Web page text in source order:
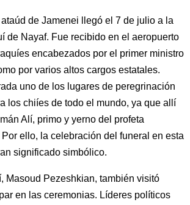
de Jamenei llegó el 7 de julio a la
de Nayaf. Fue recibido en el aeropuerto
encabezados por el primer ministro
por varios altos cargos estatales.
uno de los lugares de peregrinación
los chiíes de todo el mundo, ya que allí
Alí, primo y yerno del profeta
ello, la celebración del funeral en esta
significado simbólico.
Masoud Pezeshkian, también visitó
en las ceremonias. Líderes políticos